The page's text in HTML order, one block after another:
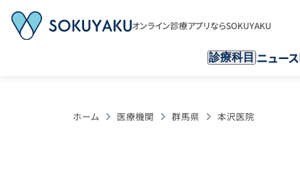
オンライン診療アプリならSOKUYAKU
診療科目 ニュース
ホーム 医療機関 群馬県 本沢医院